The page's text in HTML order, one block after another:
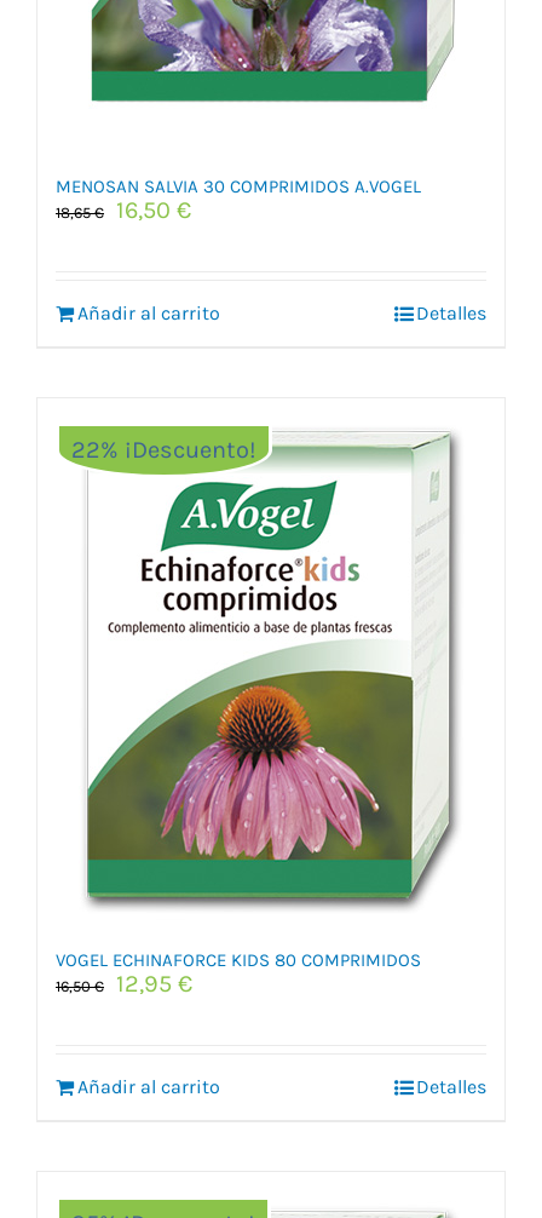
MENOSAN SALVIA 30 COMPRIMIDOS A.VOGEL
18,65€
El
18,65 €.
16,50 €El
16,50 €.
Añadir al carrito Detalles
22% ¡Descuento!
VOGEL ECHINAFORCE KIDS 80 COMPRIMIDOS
16,50€
El
16,50 €.
12,95 €El
12,95 €.
Añadir al carrito Detalles